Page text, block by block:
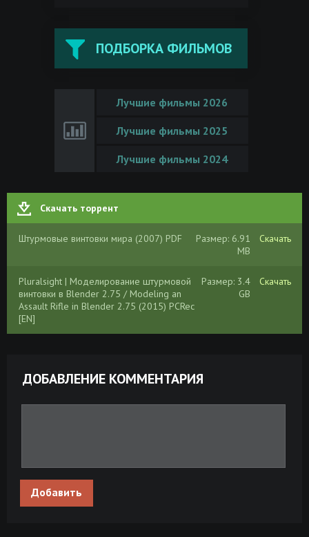
ПОДБОРКА ФИЛЬМОВ
Лучшие фильмы 2026
Лучшие фильмы 2025
Лучшие фильмы 2024
Скачать торрент
Штурмовые винтовки мира (2007) PDF
Размер: 6.91
MB
Скачать
Pluralsight | Моделирование штурмовой
винтовки в Blender 2.75 / Modeling an
Assault Rifle in Blender 2.75 (2015) PCRec
[EN]
Размер: 3.4
GB
Скачать
ДОБАВЛЕНИЕ КОММЕНТАРИЯ
Добавить